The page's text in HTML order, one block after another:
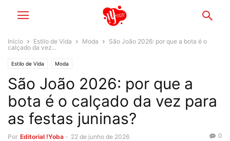
Início Estilo de Vida Moda
São João 2026: por que a bota é o
calçado da vez...
Estilo de Vida Moda
São João 2026: por que a
bota é o calçado da vez para
as festas juninas?
Por Editorial !Yoba - 22 de junho de 2026 0